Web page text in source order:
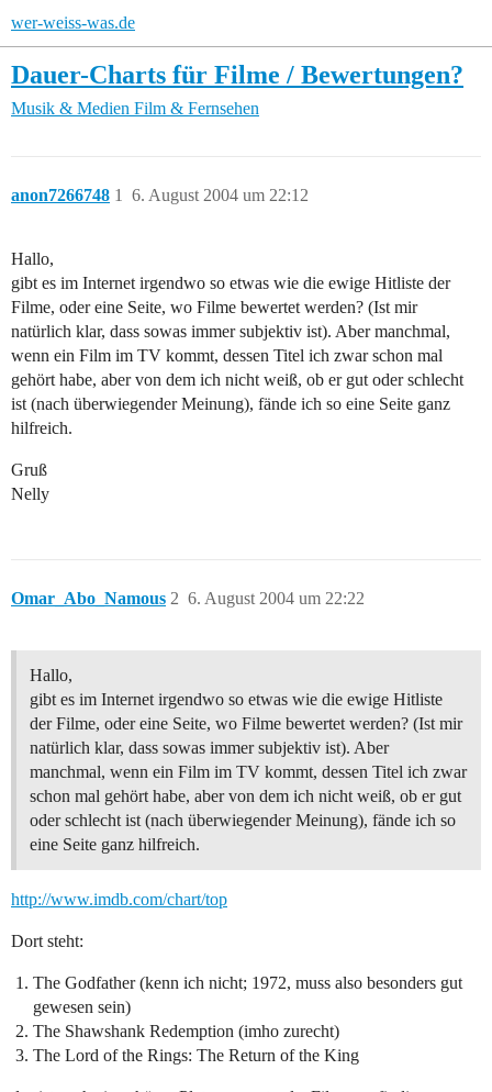
wer-weiss-was.de
Dauer-Charts für Filme / Bewertungen?
Musik & Medien Film & Fernsehen
anon7266748 6. August 2004 um 22:12
1
Hallo,
gibt es im Internet irgendwo so etwas wie die ewige Hitliste der
Filme, oder eine Seite, wo Filme bewertet werden? (Ist mir
natürlich klar, dass sowas immer subjektiv ist). Aber manchmal,
wenn ein Film im TV kommt, dessen Titel ich zwar schon mal
gehört habe, aber von dem ich nicht weiß, ob er gut oder schlecht
ist (nach überwiegender Meinung), fände ich so eine Seite ganz
hilfreich.
Gruß
Nelly
Omar_Abo_Namous 6. August 2004 um 22:22
2
Hallo,
gibt es im Internet irgendwo so etwas wie die ewige Hitliste
der Filme, oder eine Seite, wo Filme bewertet werden? (Ist mir
natürlich klar, dass sowas immer subjektiv ist). Aber
manchmal, wenn ein Film im TV kommt, dessen Titel ich zwar
schon mal gehört habe, aber von dem ich nicht weiß, ob er gut
oder schlecht ist (nach überwiegender Meinung), fände ich so
eine Seite ganz hilfreich.
http://www.imdb.com/chart/top
Dort steht:
The Godfather (kenn ich nicht; 1972, muss also besonders gut
gewesen sein)
The Shawshank Redemption (imho zurecht)
The Lord of the Rings: The Return of the King